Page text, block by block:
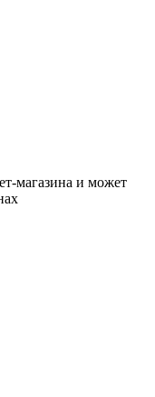
магазина и может